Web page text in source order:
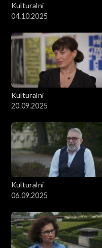
Kulturalni
04.10.2025
Kulturalni
20.09.2025
Kulturalni
06.09.2025